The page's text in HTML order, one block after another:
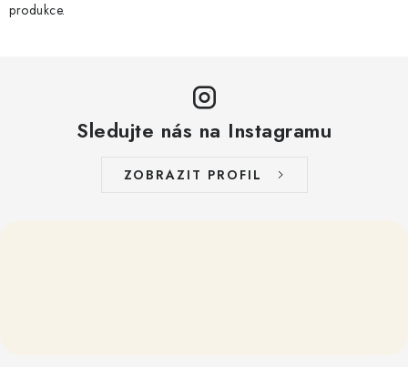
produkce.
Sledujte nás na Instagramu
ZOBRAZIT PROFIL